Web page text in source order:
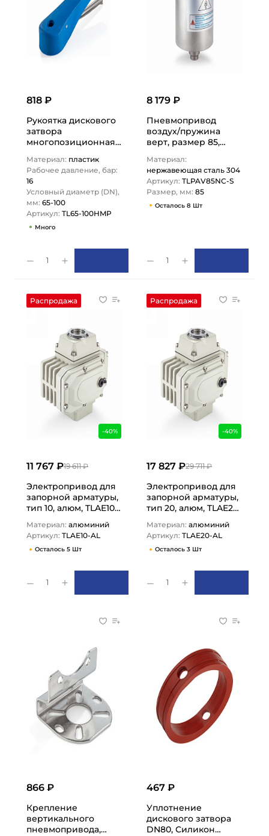
818 ₽
Рукоятка дискового
затвора
многопозиционная
TL65-100HMP TITAN…
Материал: пластик
Рабочее давление, бар:
16
Условный диаметр (DN),
мм: 65-100
Артикул: TL65-100HMP
Много
1
8 179 ₽
Пневмопривод
воздух/пружина
верт, размер 85,
TITAN…
Материал:
нержавеющая сталь 304
Артикул: TLPAV85NC-S
Размер, мм: 85
Осталось 8 Шт
1
Распродажа
-40%
19 611 ₽
11 767 ₽
Электропривод для
запорной арматуры,
тип 10, алюм, TLAE10-
Материал: алюминий
Артикул: TLAE10-AL
Осталось 5 Шт
1
Распродажа
-40%
29 711 ₽
17 827 ₽
Электропривод для
запорной арматуры,
тип 20, алюм, TLAE20-
Материал: алюминий
Артикул: TLAE20-AL
Осталось 3 Шт
1
866 ₽
Крепление
вертикального
пневмопривода,
467 ₽
Уплотнение
дискового затвора
DN80, Силикон